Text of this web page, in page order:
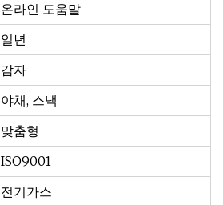
온라인 도움말
일년
감자
야채, 스낵
맞춤형
ISO9001
전기가스